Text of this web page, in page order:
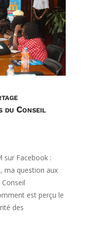
du Conseil
sur Facebook :
ma question aux
est perçu le
des